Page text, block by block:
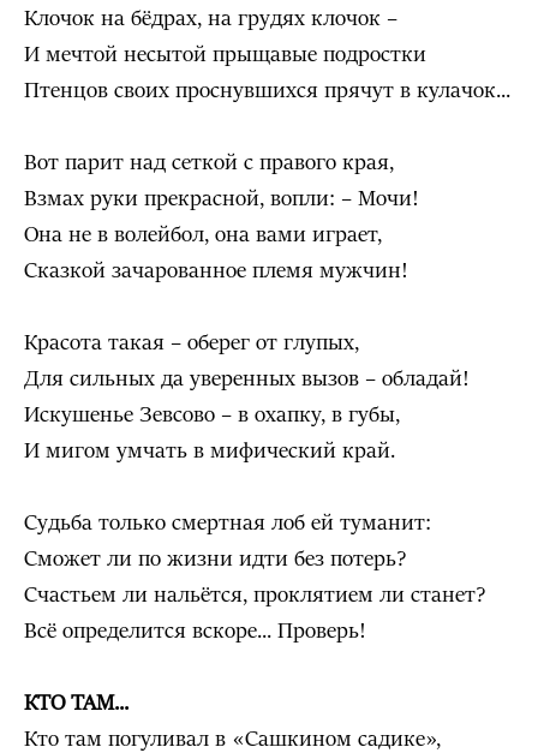
Клочок на бёдрах, на грудях клочок –
И мечтой несытой прыщавые подростки
Птенцов своих проснувшихся прячут в кулачок...
Вот парит над сеткой с правого края,
Взмах руки прекрасной, вопли: – Мочи!
Она не в волейбол, она вами играет,
Сказкой зачарованное племя мужчин!
Красота такая – оберег от глупых,
Для сильных да уверенных вызов – обладай!
Искушенье Зевсово – в охапку, в губы,
И мигом умчать в мифический край.
Судьба только смертная лоб ей туманит:
Сможет ли по жизни идти без потерь?
Счастьем ли нальётся, проклятием ли станет?
Всё определится вскоре... Проверь!
КТО ТАМ...
Кто там погуливал в «Сашкином садике»,